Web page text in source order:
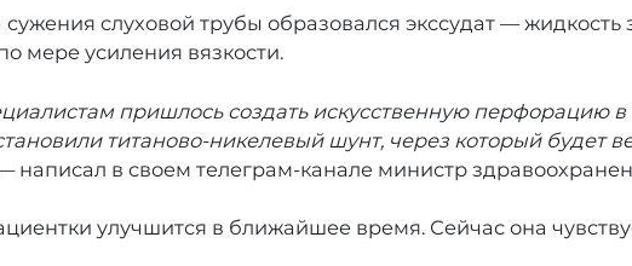
сужения слуховой трубы образовался экссудат —
мере усиления вязкости.
пришлось создать искусственную перфорацию
титаново-никелевый шунт, через который будет
написал в своем телеграм-канале министр
улучшится в ближайшее время. Сейчас она